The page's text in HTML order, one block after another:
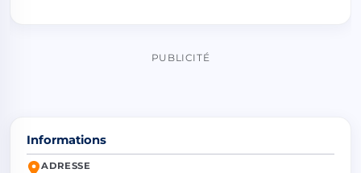
PUBLICITÉ
Informations
ADRESSE